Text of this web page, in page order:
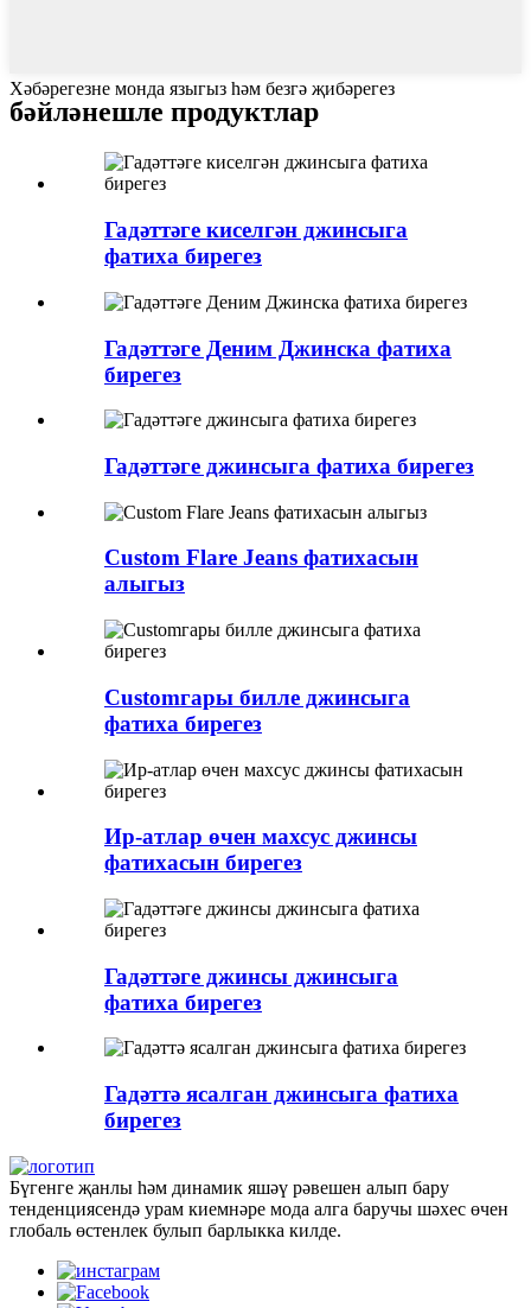
Хәбәрегезне монда языгыз һәм безгә җибәрегез
бәйләнешле продуктлар
Гадәттәге киселгән джинсыга
фатиха бирегез
Гадәттәге Деним Джинска фатиха
бирегез
Гадәттәге джинсыга фатиха бирегез
Custom Flare Jeans фатихасын
алыгыз
Customгары билле джинсыга
фатиха бирегез
Ир-атлар өчен махсус джинсы
фатихасын бирегез
Гадәттәге джинсы джинсыга
фатиха бирегез
Гадәттә ясалган джинсыга фатиха
бирегез
Бүгенге җанлы һәм динамик яшәү рәвешен алып бару
тенденциясендә урам киемнәре мода алга баручы шәхес өчен
глобаль өстенлек булып барлыкка килде.